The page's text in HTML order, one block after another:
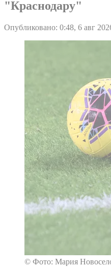
"Краснодару"
Опубликовано: 0:48, 6 авг
© Фото: Мария